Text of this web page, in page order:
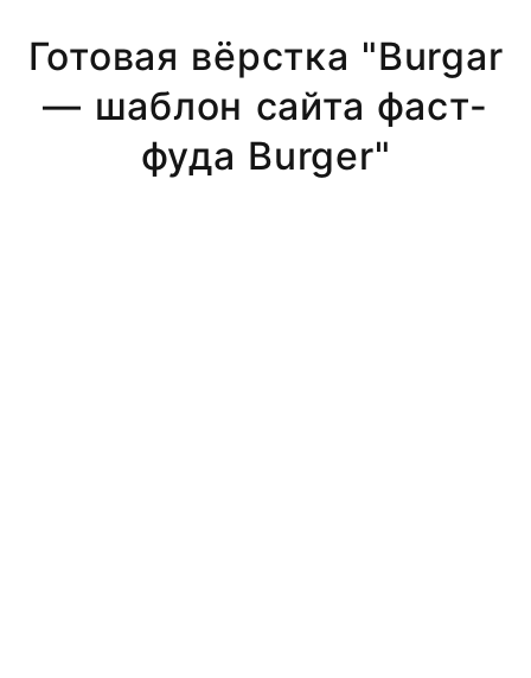
Готовая вёрстка "Burgar
— шаблон сайта фаст-
фуда Burger"